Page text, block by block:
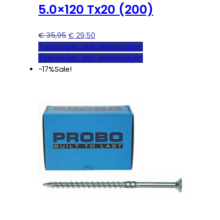
5.0×120 Tx20 (200)
€35,95 Oorspronkelijke
prijs
was:
€ 35,95.
€ 29,50
prijs
is:
Toevoegen aan winkelwagen
Toevoegen aan winkelwagen
-17%Sale!